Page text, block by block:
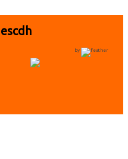
by